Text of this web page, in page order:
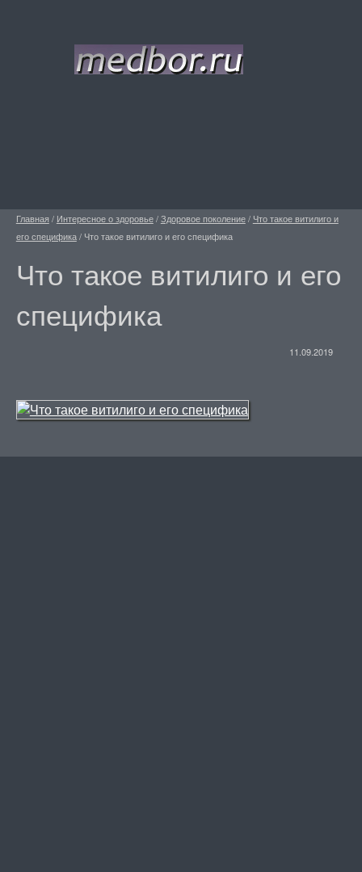
Главная / Интересное о здоровье/Здоровое поколение/ Что такое витилиго и
его специфика/ Что такое витилиго и его специфика
Что такое витилиго и его
специфика
11.09.2019